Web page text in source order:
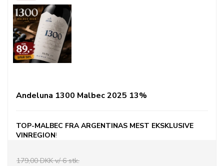
Andeluna 1300 Malbec 2025 13%
TOP-MALBEC FRAARGENTINAS MEST EKSKLUSIVE
VINREGION!
179,00 DKK v/ 6 stk.